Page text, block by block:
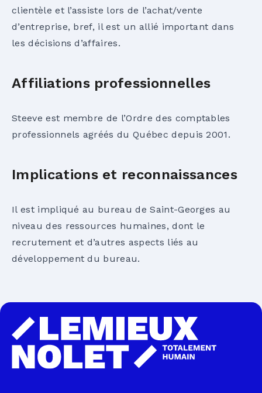
clientèle et l’assiste lors de l’achat/vente
d’entreprise, bref, il est un allié important dans
les décisions d’affaires.
Affiliations professionnelles
Steeve est membre de l’Ordre des comptables
professionnels agréés du Québec depuis 2001.
Implications et reconnaissances
Il est impliqué au bureau de Saint-Georges au
niveau des ressources humaines, dont le
recrutement et d’autres aspects liés au
développement du bureau.